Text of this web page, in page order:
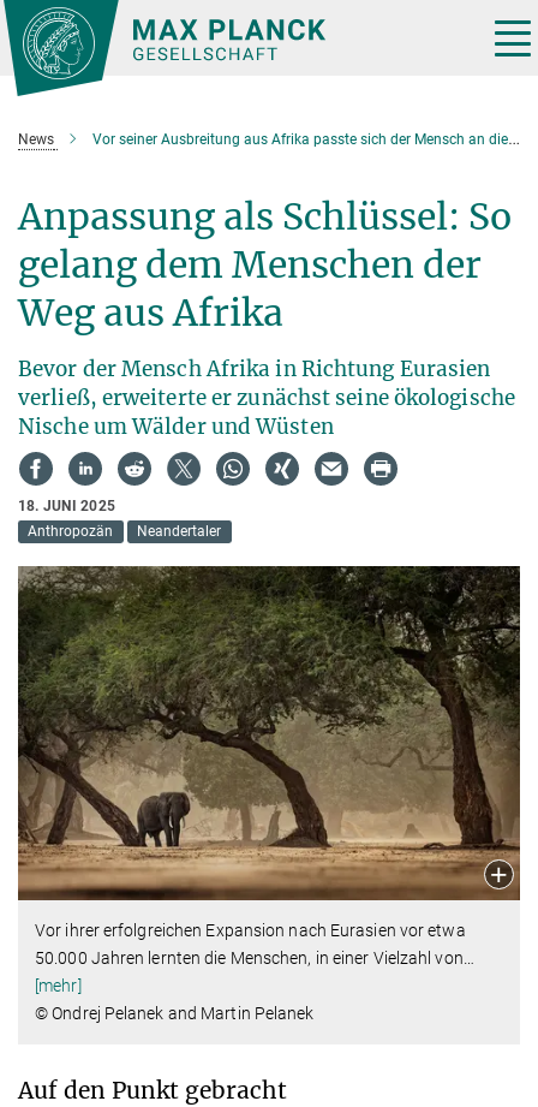
Hauptinhalt
News Vor seiner Ausbreitung aus Afrika passte sich der Mensch an die vielfältigen Lebensräume Afrikas an
Anpassung als Schlüssel: So
gelang dem Menschen der
Weg aus Afrika
Bevor der Mensch Afrika in Richtung Eurasien
verließ, erweiterte er zunächst seine ökologische
Nische um Wälder und Wüsten
18. JUNI 2025
Anthropozän
Neandertaler
Vor ihrer erfolgreichen Expansion nach Eurasien vor etwa
50.000 Jahren lernten die Menschen, in einer Vielzahl von
[mehr]
© Ondrej Pelanek and Martin Pelanek
Auf den Punkt gebracht